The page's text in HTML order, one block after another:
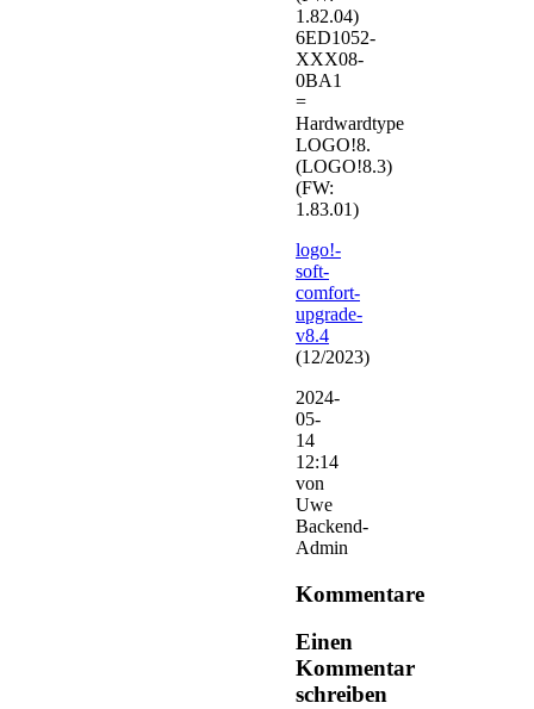
1.82.04)
6ED1052-
XXX08-
0BA1
=
Hardwardtype
LOGO!8.
(LOGO!8.3)
(FW:
1.83.01)
logo!-
soft-
comfort-
upgrade-
v8.4
(12/2023)
2024-
05-
14
12:14
von
Uwe
Backend-
Admin
Kommentare
Einen
Kommentar
schreiben